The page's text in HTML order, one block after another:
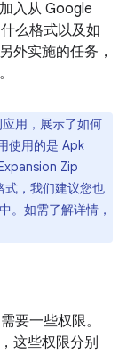
入从 Google
么格式以及如
外实施的任务，
用，展示了如何
使用的是 Apk
Zip
式，我们建议您也
。如需了解详情，
要一些权限。
这些权限分别